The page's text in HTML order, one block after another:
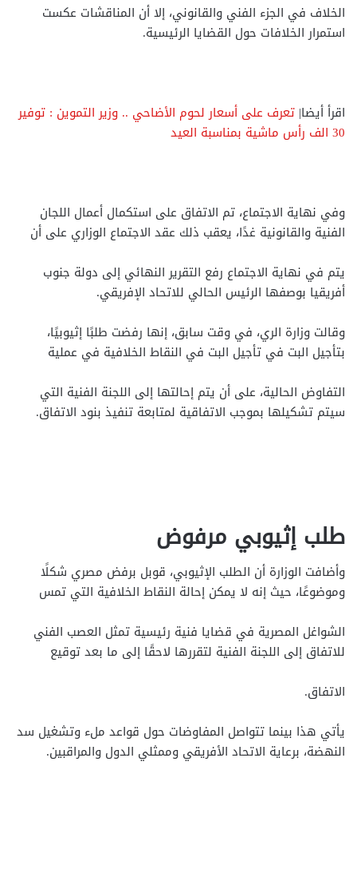
الخلاف في الجزء الفني والقانوني، إلا أن المناقشات عكست
استمرار الخلافات حول القضايا الرئيسية.
اقرأ أيضا| تعرف على أسعار لحوم الأضاحي .. وزير التموين : توفير
30 الف رأس ماشية بمناسبة العيد
وفي نهاية الاجتماع، تم الاتفاق على استكمال أعمال اللجان
الفنية والقانونية غدًا، يعقب ذلك عقد الاجتماع الوزاري على أن
يتم في نهاية الاجتماع رفع التقرير النهائي إلى دولة جنوب
أفريقيا بوصفها الرئيس الحالي للاتحاد الإفريقي.
وقالت وزارة الري، في وقت سابق، إنها رفضت طلبًا إثيوبيًا،
بتأجيل البت في تأجيل البت في النقاط الخلافية في عملية
التفاوض الحالية، على أن يتم إحالتها إلى اللجنة الفنية التي
سيتم تشكيلها بموجب الاتفاقية لمتابعة تنفيذ بنود الاتفاق.
طلب إثيوبي مرفوض
وأضافت الوزارة أن الطلب الإثيوبي، قوبل برفض مصري شكلًا
وموضوعًا، حيث إنه لا يمكن إحالة النقاط الخلافية التي تمس
الشواغل المصرية في قضايا فنية رئيسية تمثل العصب الفني
للاتفاق إلى اللجنة الفنية لتقررها لاحقًا إلى ما بعد توقيع
الاتفاق.
يأتي هذا بينما تتواصل المفاوضات حول قواعد ملء وتشغيل سد
النهضة، برعاية الاتحاد الأفريقي وممثلي الدول والمراقبين.